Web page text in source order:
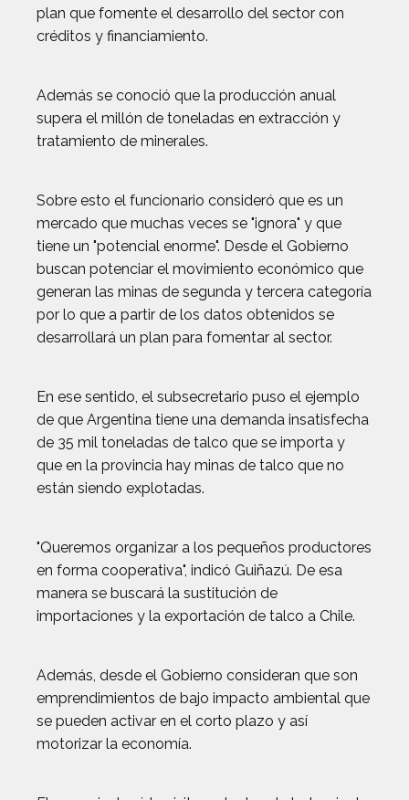
plan que fomente el desarrollo del sector con
créditos y financiamiento.
Además se conoció que la producción anual
supera el millón de toneladas en extracción y
tratamiento de minerales.
Sobre esto el funcionario consideró que es un
mercado que muchas veces se "ignora" y que
tiene un "potencial enorme". Desde el Gobierno
buscan potenciar el movimiento económico que
generan las minas de segunda y tercera categoría
por lo que a partir de los datos obtenidos se
desarrollará un plan para fomentar al sector.
En ese sentido, el subsecretario puso el ejemplo
de que Argentina tiene una demanda insatisfecha
de 35 mil toneladas de talco que se importa y
que en la provincia hay minas de talco que no
están siendo explotadas.
"Queremos organizar a los pequeños productores
en forma cooperativa", indicó Guiñazú. De esa
manera se buscará la sustitución de
importaciones y la exportación de talco a Chile.
Además, desde el Gobierno consideran que son
emprendimientos de bajo impacto ambiental que
se pueden activar en el corto plazo y así
motorizar la economía.